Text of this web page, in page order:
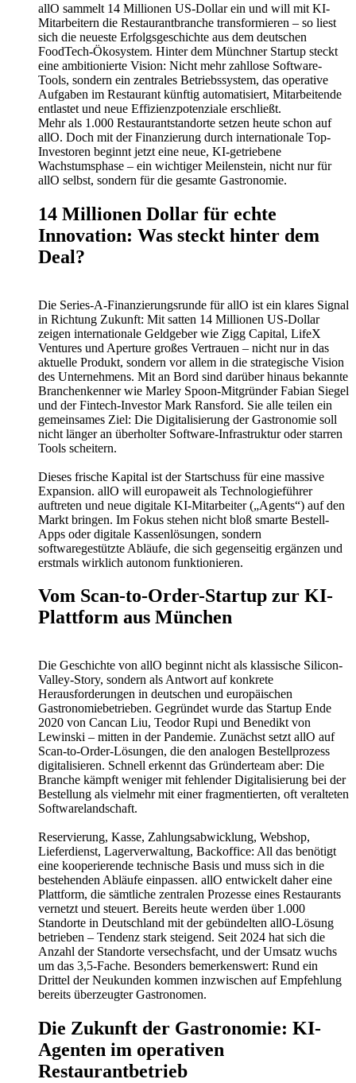
allO sammelt 14 Millionen US-Dollar ein und will mit KI-
Mitarbeitern die Restaurantbranche transformieren – so liest
sich die neueste Erfolgsgeschichte aus dem deutschen
FoodTech-Ökosystem. Hinter dem Münchner Startup steckt
eine ambitionierte Vision: Nicht mehr zahllose Software-
Tools, sondern ein zentrales Betriebssystem, das operative
Aufgaben im Restaurant künftig automatisiert, Mitarbeitende
entlastet und neue Effizienzpotenziale erschließt.
Mehr als 1.000 Restaurantstandorte setzen heute schon auf
allO. Doch mit der Finanzierung durch internationale Top-
Investoren beginnt jetzt eine neue, KI-getriebene
Wachstumsphase – ein wichtiger Meilenstein, nicht nur für
allO selbst, sondern für die gesamte Gastronomie.
14 Millionen Dollar für echte
Innovation: Was steckt hinter dem
Deal?
Die Series-A-Finanzierungsrunde für allO ist ein klares Signal
in Richtung Zukunft: Mit satten 14 Millionen US-Dollar
zeigen internationale Geldgeber wie Zigg Capital, LifeX
Ventures und Aperture großes Vertrauen – nicht nur in das
aktuelle Produkt, sondern vor allem in die strategische Vision
des Unternehmens. Mit an Bord sind darüber hinaus bekannte
Branchenkenner wie Marley Spoon-Mitgründer Fabian Siegel
und der Fintech-Investor Mark Ransford. Sie alle teilen ein
gemeinsames Ziel: Die Digitalisierung der Gastronomie soll
nicht länger an überholter Software-Infrastruktur oder starren
Tools scheitern.
Dieses frische Kapital ist der Startschuss für eine massive
Expansion. allO will europaweit als Technologieführer
auftreten und neue digitale KI-Mitarbeiter („Agents“) auf den
Markt bringen. Im Fokus stehen nicht bloß smarte Bestell-
Apps oder digitale Kassenlösungen, sondern
softwaregestützte Abläufe, die sich gegenseitig ergänzen und
erstmals wirklich autonom funktionieren.
Vom Scan-to-Order-Startup zur KI-
Plattform aus München
Die Geschichte von allO beginnt nicht als klassische Silicon-
Valley-Story, sondern als Antwort auf konkrete
Herausforderungen in deutschen und europäischen
Gastronomiebetrieben. Gegründet wurde das Startup Ende
2020 von Cancan Liu, Teodor Rupi und Benedikt von
Lewinski – mitten in der Pandemie. Zunächst setzt allO auf
Scan-to-Order-Lösungen, die den analogen Bestellprozess
digitalisieren. Schnell erkennt das Gründerteam aber: Die
Branche kämpft weniger mit fehlender Digitalisierung bei der
Bestellung als vielmehr mit einer fragmentierten, oft veralteten
Softwarelandschaft.
Reservierung, Kasse, Zahlungsabwicklung, Webshop,
Lieferdienst, Lagerverwaltung, Backoffice: All das benötigt
eine kooperierende technische Basis und muss sich in die
bestehenden Abläufe einpassen. allO entwickelt daher eine
Plattform, die sämtliche zentralen Prozesse eines Restaurants
vernetzt und steuert. Bereits heute werden über 1.000
Standorte in Deutschland mit der gebündelten allO-Lösung
betrieben – Tendenz stark steigend. Seit 2024 hat sich die
Anzahl der Standorte versechsfacht, und der Umsatz wuchs
um das 3,5-Fache. Besonders bemerkenswert: Rund ein
Drittel der Neukunden kommen inzwischen auf Empfehlung
bereits überzeugter Gastronomen.
Die Zukunft der Gastronomie: KI-
Agenten im operativen
Restaurantbetrieb